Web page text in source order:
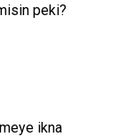
peki?
ikna